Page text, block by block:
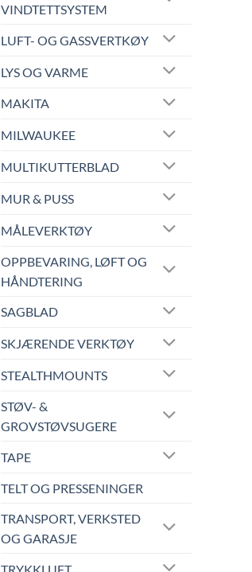
VINDTETTSYSTEM
LUFT- OG GASSVERTKØY
LYS OG VARME
MAKITA
MILWAUKEE
MULTIKUTTERBLAD
MUR & PUSS
MÅLEVERKTØY
OPPBEVARING, LØFT OG
HÅNDTERING
SAGBLAD
SKJÆRENDE VERKTØY
STEALTHMOUNTS
STØV- &
GROVSTØVSUGERE
TAPE
TELT OG PRESSENINGER
TRANSPORT, VERKSTED
OG GARASJE
TRYKKLUFT